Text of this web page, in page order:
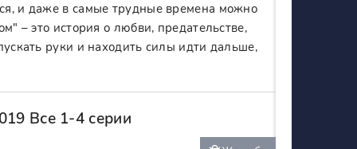
и даже в самые трудные времена можно
– это история о любви, предательстве,
руки и находить силы идти дальше,
Все 1-4 серии